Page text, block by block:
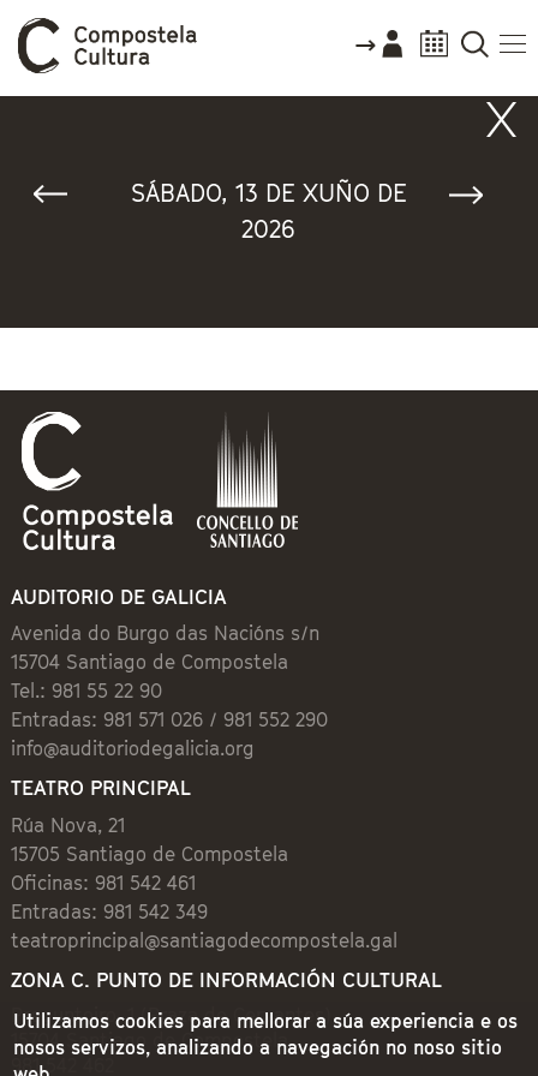
SÁBADO, 13 DE XUÑO DE
2026
AUDITORIO DE GALICIA
Avenida do Burgo das Nacións s/n
15704 Santiago de Compostela
Tel.: 981 55 22 90
Entradas: 981 571 026 / 981 552 290
info@auditoriodegalicia.org
TEATRO PRINCIPAL
Rúa Nova, 21
15705 Santiago de Compostela
Oficinas: 981 542 461
Entradas: 981 542 349
teatroprincipal@santiagodecompostela.gal
ZONA C. PUNTO DE INFORMACIÓN CULTURAL
Preguntoiro, 1 (Praza de Cervantes)
15704 Santiago de Compostela
981 542 462
Utilizamos cookies para mellorar a súa experiencia e os
nosos servizos, analizando a navegación no noso sitio